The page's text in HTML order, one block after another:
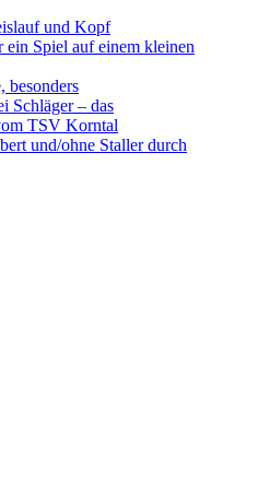
und Kopf
ein Spiel auf einem kleinen
besonders
Schläger – das
TSV Korntal
und/ohne Staller durch